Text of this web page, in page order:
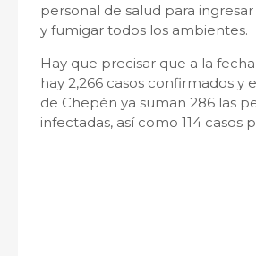
personal de salud para
y fumigar todos los ambientes.
Hay que precisar que a la
hay 2,266 casos confirmados y
de Chepén ya suman 286 las
infectadas, así como 114 casos